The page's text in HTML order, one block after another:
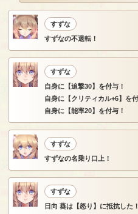
すずな
すずなの不退転！
すずな
自身に【追撃30】を付与！
自身に【クリティカル+6】を付
自身に【能率20】を付与！
すずな
すずなの名乗り口上！
すずな
日向 葵は【怒り】に抵抗した！